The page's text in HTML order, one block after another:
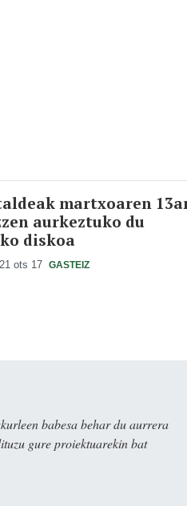
martxoaren
aurkeztuko du
diskoa
ots 17 GASTEIZ
babesa behar du aurrera
gure proiektuarekin bat